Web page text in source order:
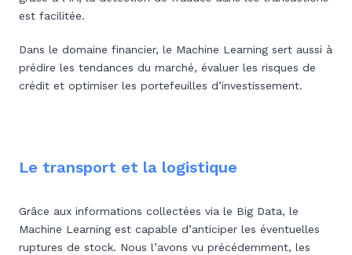
est facilitée.
Dans le domaine financier, le Machine Learning sert aussi à
prédire les tendances du marché, évaluer les risques de
crédit et optimiser les portefeuilles d’investissement.
Le transport et la logistique
Grâce aux informations collectées via le Big Data, le
Machine Learning est capable d’anticiper les éventuelles
ruptures de stock. Nous l’avons vu précédemment, les